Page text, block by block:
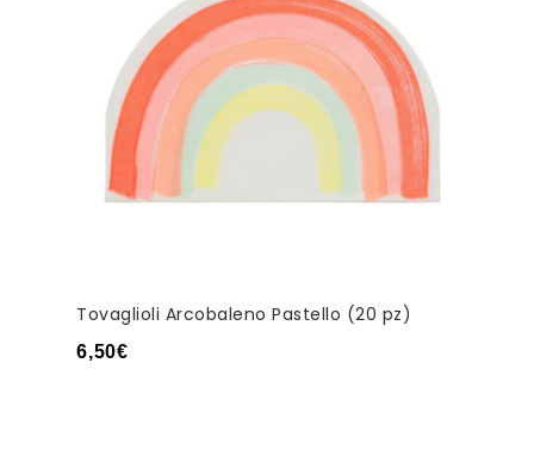
Tovaglioli Arcobaleno Pastello (20 pz)
6,50€